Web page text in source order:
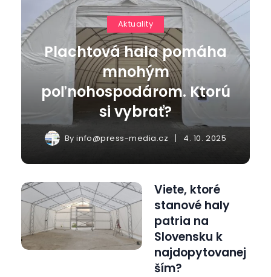
Aktuality
Plachtová hala pomáha
mnohým
poľnohospodárom. Ktorú
si vybrať?
Byinfo@press-media.cz 4. 10. 2025
Viete, ktoré
stanové haly
patria na
Slovensku k
najdopytovanej
ším?